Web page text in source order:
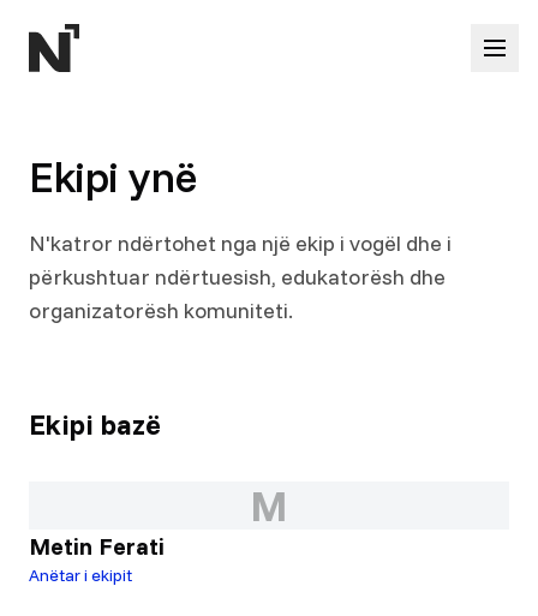
Ekipi ynë
N'katror ndërtohet nga një ekip i vogël dhe i
përkushtuar ndërtuesish, edukatorësh dhe
organizatorësh komuniteti.
Ekipi bazë
M
Metin Ferati
Anëtar i ekipit
EKSPLORO
Programet
Mbështetja